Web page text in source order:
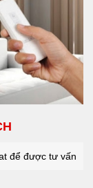
để được tư vấn